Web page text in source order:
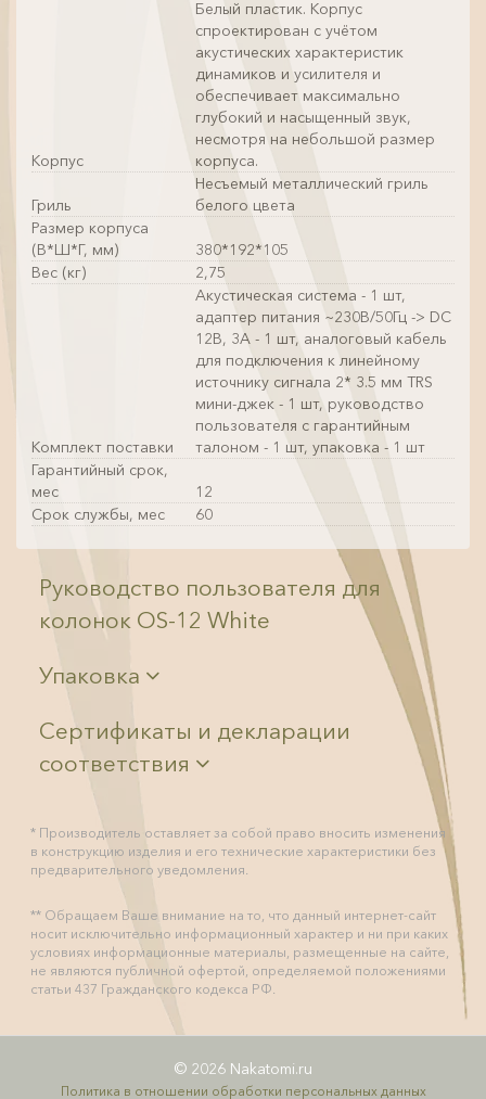
Корпус
Белый пластик. Корпус
спроектирован с учётом
акустических характеристик
динамиков и усилителя и
обеспечивает максимально
глубокий и насыщенный звук,
несмотря на небольшой размер
корпуса.
Гриль
Несъемый металлический гриль
белого цвета
Размер корпуса
(В*Ш*Г, мм)
380*192*105
Вес (кг)
2,75
Комплект поставки
Акустическая система - 1 шт,
адаптер питания ~230В/50Гц -> DC
12В, 3А - 1 шт, аналоговый кабель
для подключения к линейному
источнику сигнала 2* 3.5 мм TRS
мини-джек - 1 шт, руководство
пользователя с гарантийным
талоном - 1 шт, упаковка - 1 шт
Гарантийный срок,
мес
12
Срок службы, мес
60
Руководство пользователя для
колонок OS-12 White
Упаковка
Сертификаты и декларации
соответствия
* Производитель оставляет за собой право вносить изменения
в конструкцию изделия и его технические характеристики без
предварительного уведомления.
** Обращаем Ваше внимание на то, что данный интернет-сайт
носит исключительно информационный характер и ни при каких
условиях информационные материалы, размещенные на сайте,
не являются публичной офертой, определяемой положениями
статьи 437 Гражданского кодекса РФ.
© 2026 Nakatomi.ru
Политика в отношении обработки персональных данных